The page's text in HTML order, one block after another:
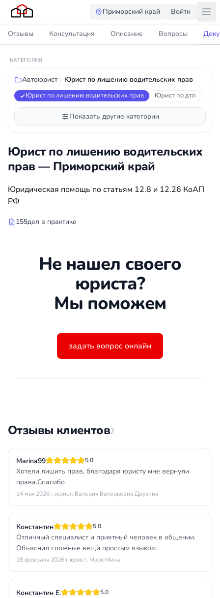
Приморский край Войти
Отзывы Консультация Описание Вопросы
КАТЕГОРИЯ
Автоюрист Юрист по лишению водительских прав
Юрист по лишению водительских прав Юрист по дтп
Показать другие категории
Юрист по лишению водительских
прав — Приморский край
Юридическая помощь по статьям 12.8 и 12.26 КоАП
РФ
155дел в практике
Не нашел своего
юриста?
Мы поможем
задать вопрос онлайн
Отзывы клиентов7
Marina99 5.0
Хотели лишить прав, благодаря юристу мне вернули
права.Спасибо
14 мая 2026 г.юрист: Валерия Валерьевна Друзина
Константин 5.0
Отличный специалист и приятный человек в общении.
Объяснил сложные вещи простым языком.
18 февраля 2026 г.юрист: Марк Мина
Константин Е. 5.0